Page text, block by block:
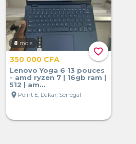
favorite_border
8 mois
350 000 CFA
Lenovo Yoga 6 13 pouces
- amd ryzen 7 | 16gb ram |
512 | am...
location_on Point E, Dakar, Sénégal